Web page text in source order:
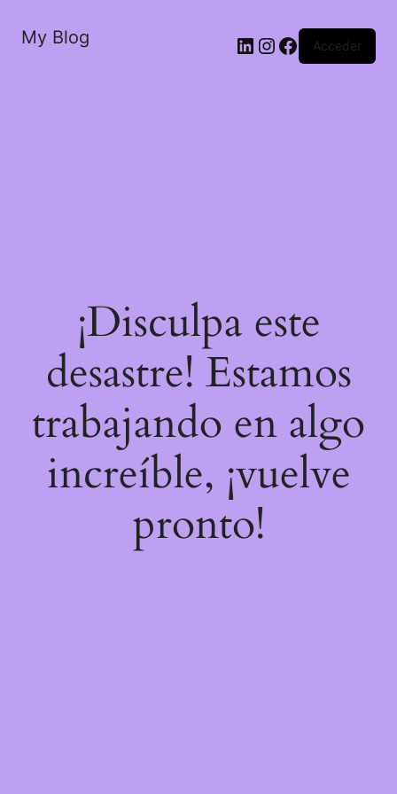
My Blog LinkedIn
Instagram
Facebook
Acceder
¡Disculpa este
desastre! Estamos
trabajando en algo
increíble, ¡vuelve
pronto!